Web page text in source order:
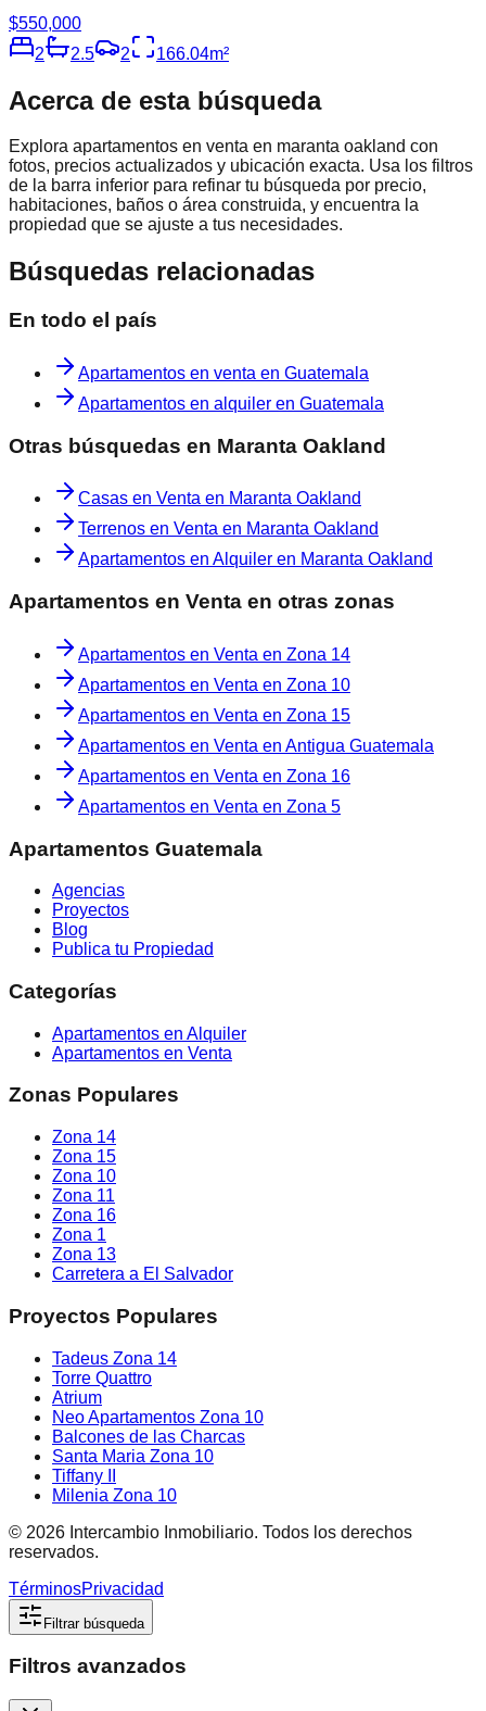
$550,000
2
2.5 2 166.04m²
Acerca de esta búsqueda
Explora apartamentos en venta en maranta oakland con
fotos, precios actualizados y ubicación exacta. Usa los filtros
de la barra inferior para refinar tu búsqueda por precio,
habitaciones, baños o área construida, y encuentra la
propiedad que se ajuste a tus necesidades.
Búsquedas relacionadas
En todo el país
Apartamentos en venta en Guatemala
Apartamentos en alquiler en Guatemala
Otras búsquedas en Maranta Oakland
Casas en Venta en Maranta Oakland
Terrenos en Venta en Maranta Oakland
Apartamentos en Alquiler en Maranta Oakland
Apartamentos en Venta en otras zonas
Apartamentos en Venta en Zona 14
Apartamentos en Venta en Zona 10
Apartamentos en Venta en Zona 15
Apartamentos en Venta en Antigua Guatemala
Apartamentos en Venta en Zona 16
Apartamentos en Venta en Zona 5
Apartamentos Guatemala
Agencias
Proyectos
Blog
Publica tu Propiedad
Categorías
Apartamentos en Alquiler
Apartamentos en Venta
Zonas Populares
Zona 14
Zona 15
Zona 10
Zona 11
Zona 16
Zona 1
Zona 13
Carretera a El Salvador
Proyectos Populares
Tadeus Zona 14
Torre Quattro
Atrium
Neo Apartamentos Zona 10
Balcones de las Charcas
Santa Maria Zona 10
Tiffany II
Milenia Zona 10
© 2026 Intercambio Inmobiliario. Todos los derechos
reservados.
TérminosPrivacidad
Filtrar búsqueda
Filtros avanzados